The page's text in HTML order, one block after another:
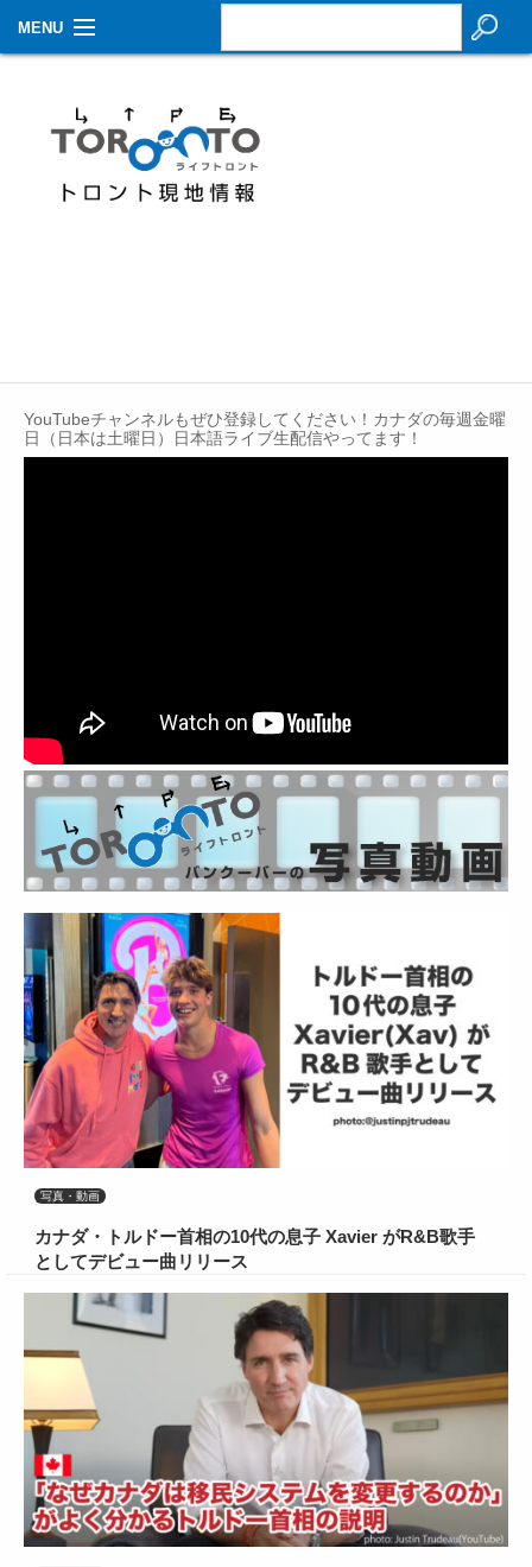
MENU
生活情報
その他
YouTubeチャンネルもぜひ登録してください！カナダの毎週金曜
日（日本は土曜日）日本語ライブ生配信やってます！
写真・動画
カナダ・トルドー首相の10代の息子 Xavier がR&B歌手
としてデビュー曲リリース